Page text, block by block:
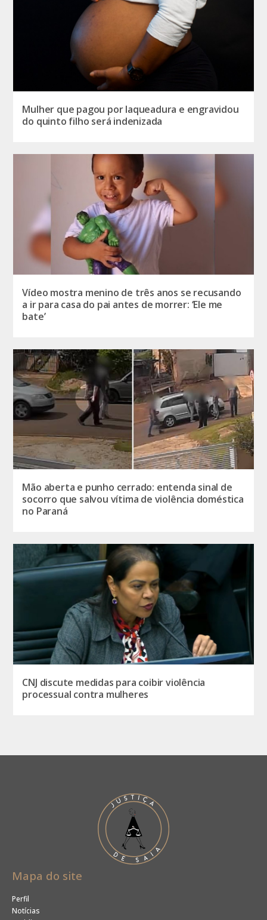
Mulher que pagou por laqueadura e engravidou
do quinto filho será indenizada
Vídeo mostra menino de três anos se recusando
a ir para casa do pai antes de morrer: ‘Ele me
bate’
Mão aberta e punho cerrado: entenda sinal de
socorro que salvou vítima de violência doméstica
no Paraná
CNJ discute medidas para coibir violência
processual contra mulheres
Mapa do site
Perfil
Notícias